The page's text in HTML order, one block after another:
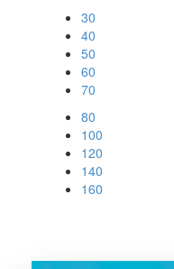
30
40
50
60
70
80
100
120
140
160